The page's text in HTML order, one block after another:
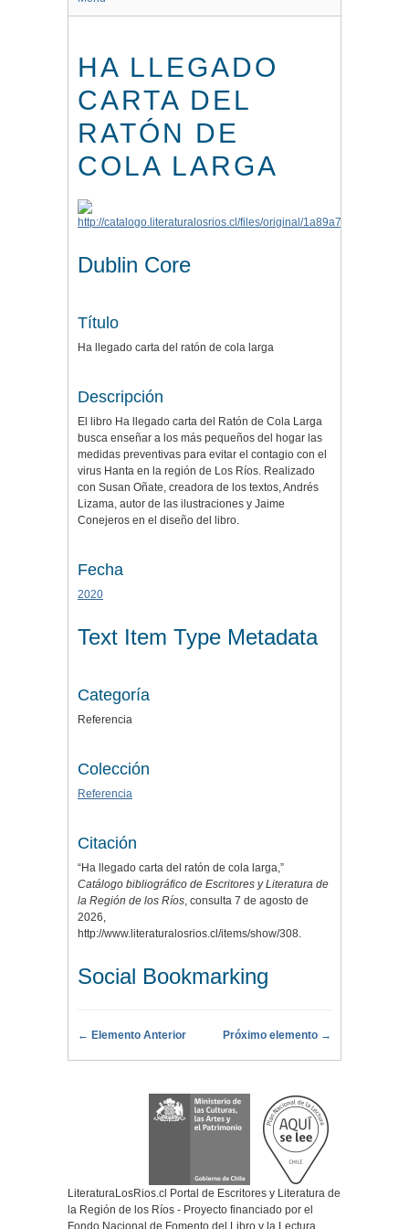
HA LLEGADO
CARTA DEL
RATÓN DE
COLA LARGA
Dublin Core
Título
Ha llegado carta del ratón de cola larga
Descripción
El libro Ha llegado carta del Ratón de Cola Larga
busca enseñar a los más pequeños del hogar las
medidas preventivas para evitar el contagio con el
virus Hanta en la región de Los Ríos. Realizado
con Susan Oñate, creadora de los textos, Andrés
Lizama, autor de las ilustraciones y Jaime
Conejeros en el diseño del libro.
Fecha
2020
Text Item Type Metadata
Categoría
Referencia
Colección
Referencia
Citación
“Ha llegado carta del ratón de cola larga,”
Catálogo bibliográfico de Escritores y Literatura de
la Región de los Ríos, consulta 7 de agosto de
2026,
http://www.literaturalosrios.cl/items/show/308.
Social Bookmarking
← Elemento Anterior Próximo elemento →
LiteraturaLosRios.cl Portal de Escritores y Literatura de
la Región de los Ríos - Proyecto financiado por el
Fondo Nacional de Fomento del Libro y la Lectura,